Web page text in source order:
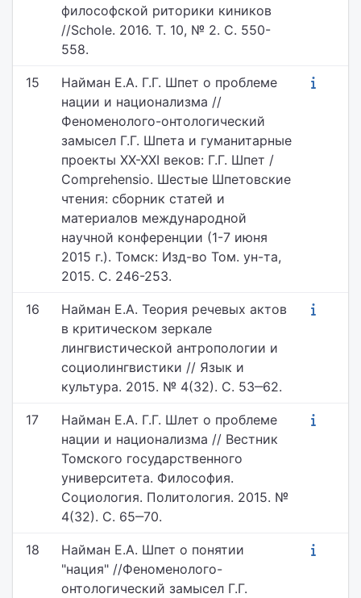
философской риторики киников
//Schole. 2016. Т. 10, № 2. С. 550-
558.
15
Найман Е.А. Г.Г. Шпет о проблеме
нации и национализма //
Феноменолого-онтологический
замысел Г.Г. Шпета и гуманитарные
проекты XX-XXI веков: Г.Г. Шпет /
Comprehensio. Шестые Шпетовские
чтения: сборник статей и
материалов международной
научной конференции (1-7 июня
2015 г.). Томск: Изд-во Том. ун-та,
2015. С. 246-253.
16
Найман Е.А. Теория речевых актов
в критическом зеркале
лингвистической антропологии и
социолингвистики // Язык и
культура. 2015. № 4(32). С. 53‒62.
17
Найман Е.А. Г.Г. Шлет о проблеме
нации и национализма // Вестник
Томского государственного
университета. Философия.
Социология. Политология. 2015. №
4(32). С. 65‒70.
18
Найман Е.А. Шпет о понятии
"нация" //Феноменолого-
онтологический замысел Г.Г.